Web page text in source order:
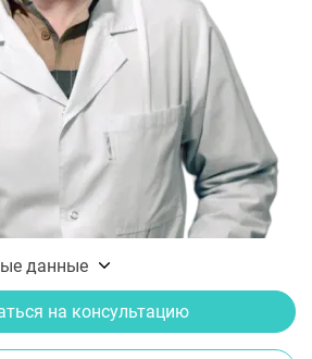
данные
на консультацию